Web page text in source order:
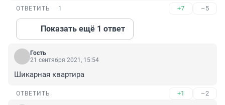
ОТВЕТИТЬ 1 +7 –5
Показать ещё 1 ответ
Гость
21 сентября 2021, 15:54
Шикарная квартира
ОТВЕТИТЬ +1 –2